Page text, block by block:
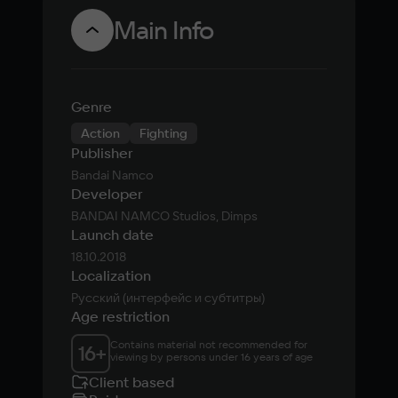
миллиона
копий
Main Info
Genre
Action Fighting
Publisher
Bandai Namco
Developer
BANDAI NAMCO Studios, Dimps
Launch date
18.10.2018
Localization
Русский (интерфейс и субтитры)
Age restriction
16+ Contains material not recommended for
viewing by persons under 16 years of age
Client based